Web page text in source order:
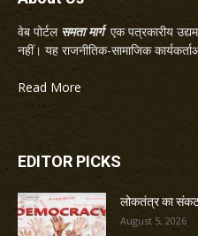
वेब पोर्टल समता मार्गएक पत्रकारीय
नहीं। यह राजनीतिक-सामाजिक
Read More
EDITOR PICKS
लोकतंत्र का
August 5, 2026